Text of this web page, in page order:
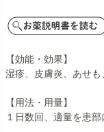
【効能・効果】
湿疹、皮膚炎、あせ
【用法・用量】
１日数回、適量を患部